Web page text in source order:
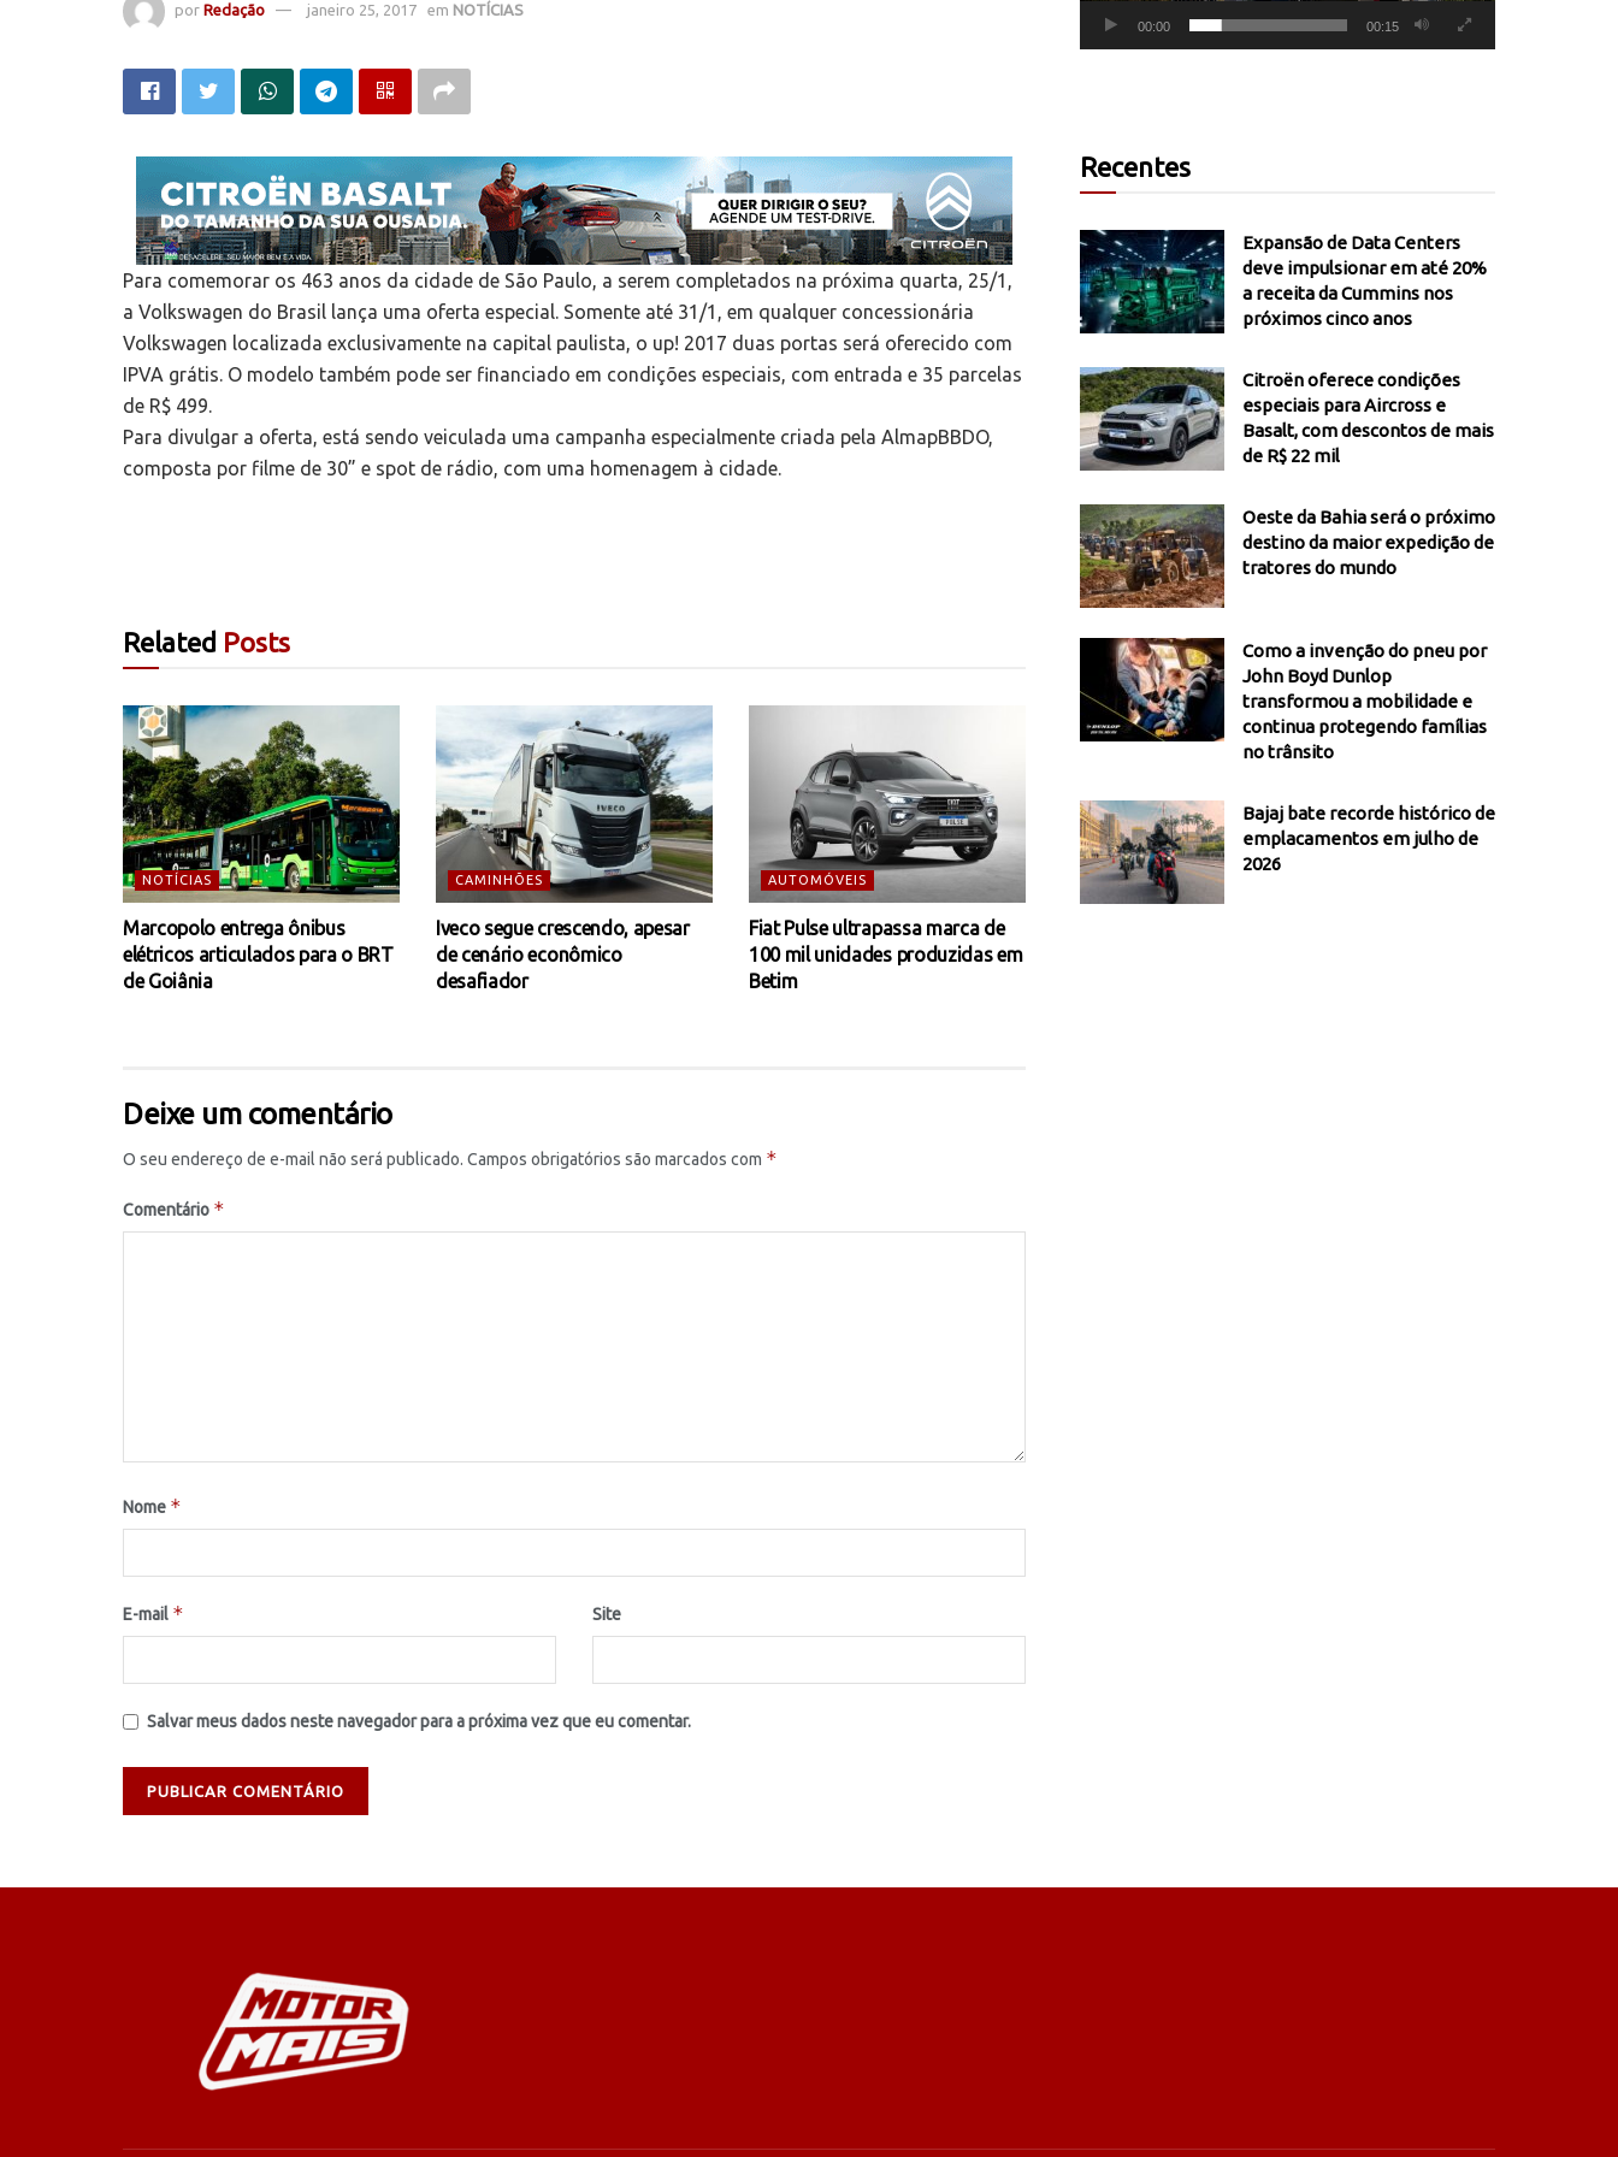
por Redação janeiro 25, 2017 em NOTÍCIAS
Para comemorar os 463 anos da cidade de São Paulo, a serem completados na próxima quarta, 25/1,
a Volkswagen do Brasil lança uma oferta especial. Somente até 31/1, em qualquer concessionária
Volkswagen localizada exclusivamente na capital paulista, o up! 2017 duas portas será oferecido com
IPVA grátis. O modelo também pode ser financiado em condições especiais, com entrada e 35 parcelas
de R$ 499.
Para divulgar a oferta, está sendo veiculada uma campanha especialmente criada pela AlmapBBDO,
composta por filme de 30” e spot de rádio, com uma homenagem à cidade.
Related Posts
NOTÍCIAS
Marcopolo entrega ônibus
elétricos articulados para o BRT
de Goiânia
CAMINHÕES
Iveco segue crescendo, apesar
de cenário econômico
desafiador
AUTOMÓVEIS
Fiat Pulse ultrapassa marca de
100 mil unidades produzidas em
Betim
Deixe um comentário
O seu endereço de e-mail não será publicado. Campos obrigatórios são marcados com *
Comentário *
Nome *
E-mail * Site
Salvar meus dados neste navegador para a próxima vez que eu comentar.
00:00 00:15
Recentes
Expansão de Data Centers
deve impulsionar em até 20%
a receita da Cummins nos
próximos cinco anos
Citroën oferece condições
especiais para Aircross e
Basalt, com descontos de mais
de R$ 22 mil
Oeste da Bahia será o próximo
destino da maior expedição de
tratores do mundo
Como a invenção do pneu por
John Boyd Dunlop
transformou a mobilidade e
continua protegendo famílias
no trânsito
Bajaj bate recorde histórico de
emplacamentos em julho de
2026